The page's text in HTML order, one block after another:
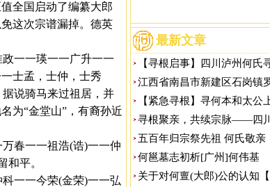
全国启动了编纂大郎
这次宗谱漏掉。德英
一一瑛一一广升一一
士孟，士仲，士秀
说骑马来过祖居，并
为“金堂山”，有裔孙近
春一一祖浩(诰)一一仲
和平。
一一今荣(金荣)一一弘
最新文章
【寻根启事】四川泸州何氏
江西省南昌市新建区石岗镇
【紧急寻根】寻何本和太公
寻根聚亲，共续宗脉——四
五百年归宗祭先祖 何氏敬亲
何邕墓志初析[广州]何伟基
关于对何亶(大郎)公的认知【